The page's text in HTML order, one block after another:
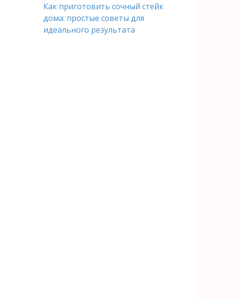
Как приготовить сочный стейк
дома: простые советы для
идеального результата